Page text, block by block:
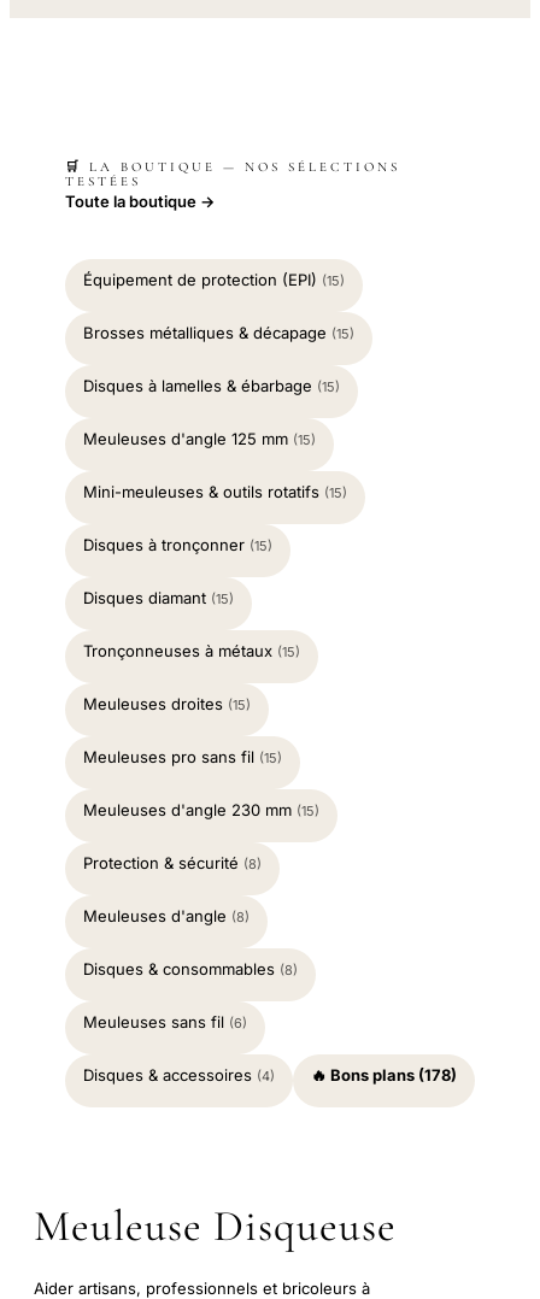
🛒 LA BOUTIQUE — NOS SÉLECTIONS
TESTÉES
Toute la boutique →
Équipement de protection (EPI) (15)
Brosses métalliques & décapage (15)
Disques à lamelles & ébarbage (15)
Meuleuses d'angle 125 mm (15)
Mini-meuleuses & outils rotatifs (15)
Disques à tronçonner (15)
Disques diamant (15)
Tronçonneuses à métaux (15)
Meuleuses droites (15)
Meuleuses pro sans fil (15)
Meuleuses d'angle 230 mm (15)
Protection & sécurité (8)
Meuleuses d'angle (8)
Disques & consommables (8)
Meuleuses sans fil (6)
Disques & accessoires (4) 🔥 Bons plans (178)
Meuleuse Disqueuse
Aider artisans, professionnels et bricoleurs à